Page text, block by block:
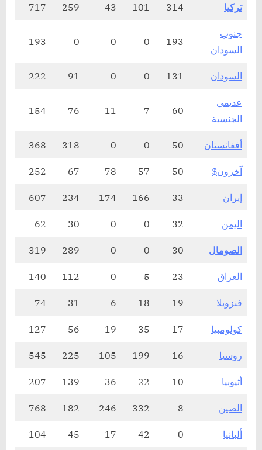
تركيا 314
101
43
259
717
جنوب
السودان
193
0
0
0
193
السودان 131
0
0
91
222
عديمي
الجنسية
60
7
11
76
154
أفغانستان 50
0
0
318
368
آخرون$ 50
57
78
67
252
إيران 33
166
174
234
607
اليمن 32
0
0
30
62
الصومال 30
0
0
289
319
العراق 23
5
0
112
140
فنزويلا 19
18
6
31
74
كولومبيا 17
35
19
56
127
روسيا 16
199
105
225
545
أثيوبيا 10
22
36
139
207
الصين 8
332
246
182
768
ألبانيا 0
42
17
45
104